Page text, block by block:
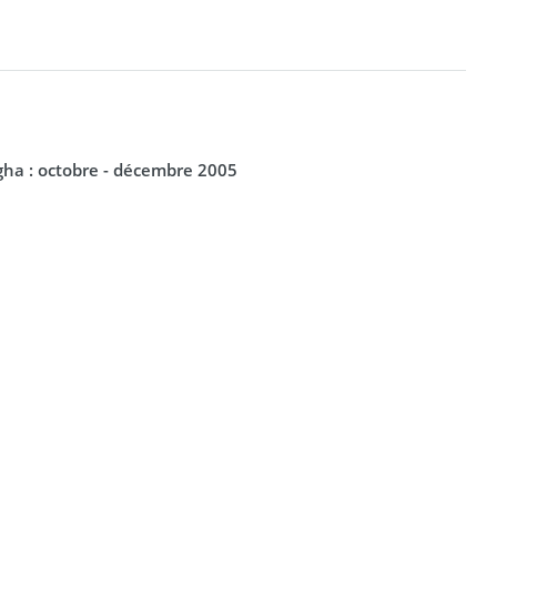
: octobre - décembre 2005